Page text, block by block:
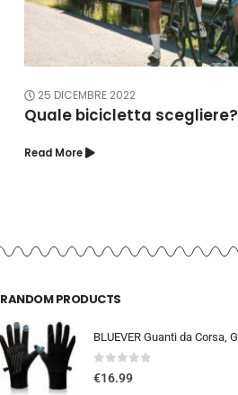
25 DICEMBRE 2022
Quale bicicletta scegliere?
Read More
RANDOM PRODUCTS
0out of 5
€16.99